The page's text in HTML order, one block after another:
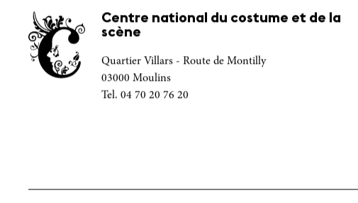
Centre national du costume et de la
scène
Quartier Villars - Route de Montilly
03000 Moulins
Tel. 04 70 20 76 20